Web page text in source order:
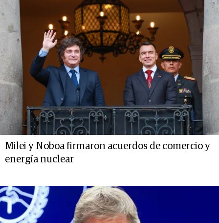
Milei y Noboa firmaron acuerdos de comercio y
energía nuclear